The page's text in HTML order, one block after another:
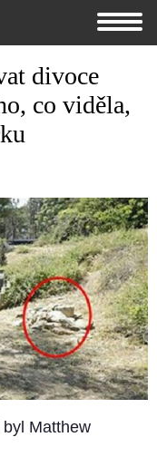
divoce
co viděla,
Matthew